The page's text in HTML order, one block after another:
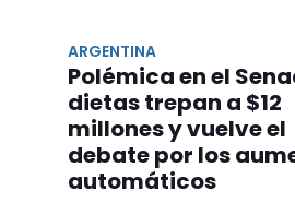
ARGENTINA
Polémica en el
dietas trepan a $12
millones y vuelve el
debate por los
automáticos